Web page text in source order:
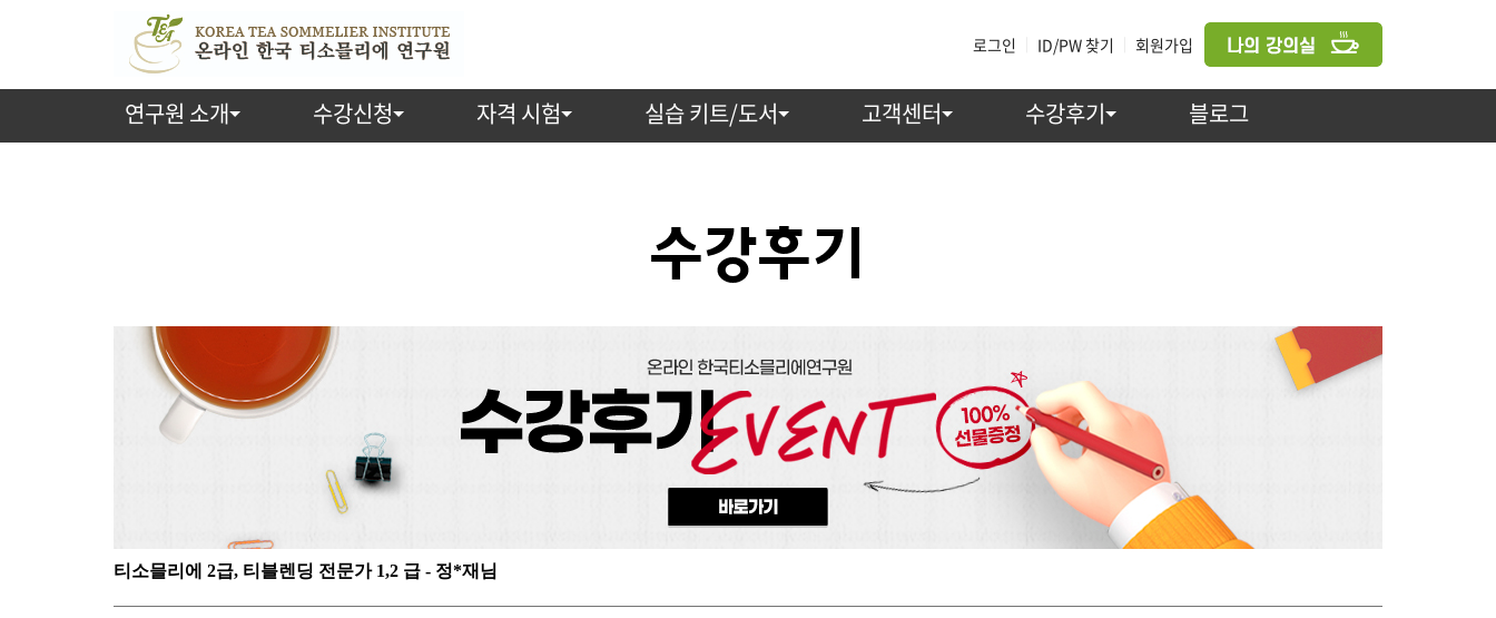
로그인 ID/PW 찾기 회원가입
연구원 소개 수강신청 자격 시험 실습 키트/도서 고객센터 수강후기 블로그
티소믈리에 2급, 티블렌딩 전문가 1,2 급 - 정*재님